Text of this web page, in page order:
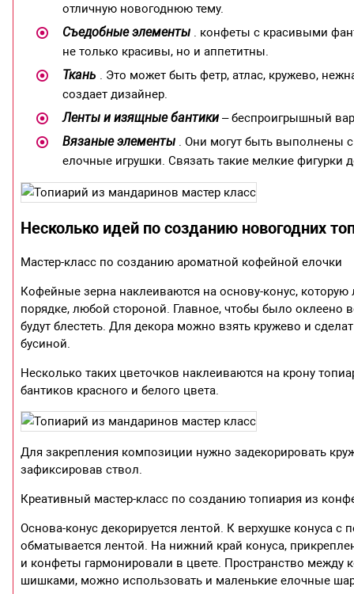
отличную новогоднюю тему.
Съедобные элементы. конфеты с красивыми
не только красивы, но и аппетитны.
Ткань . Это может быть фетр, атлас, кружево,
создает дизайнер.
Ленты и изящные бантики– беспроигрышный
Вязаные элементы. Они могут быть выполнены
елочные игрушки. Связать такие мелкие фигурки
Несколько идей по созданию новогодних
Мастер-класс по созданию ароматной кофейной елочки
Кофейные зерна наклеиваются на основу-конус,
порядке, любой стороной. Главное, чтобы было оклеено
будут блестеть. Для декора можно взять кружево и
бусиной.
Несколько таких цветочков наклеиваются на крону
бантиков красного и белого цвета.
Для закрепления композиции нужно задекорировать
зафиксировав ствол.
Креативный мастер-класс по созданию топиария из
Основа-конус декорируется лентой. К верхушке конуса
обматывается лентой. На нижний край конуса,
и конфеты гармонировали в цвете. Пространство
шишками, можно использовать и маленькие елочные